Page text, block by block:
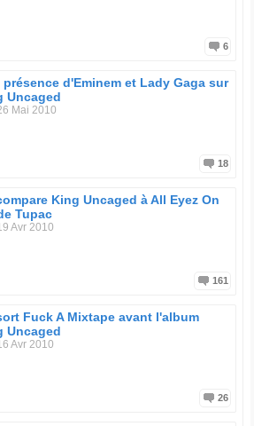
6
présence d'Eminem et Lady Gaga sur
Uncaged
Mai 2010
18
King Uncaged à All Eyez On
Tupac
Avr 2010
161
Fuck A Mixtape avant l'album
Uncaged
Avr 2010
26